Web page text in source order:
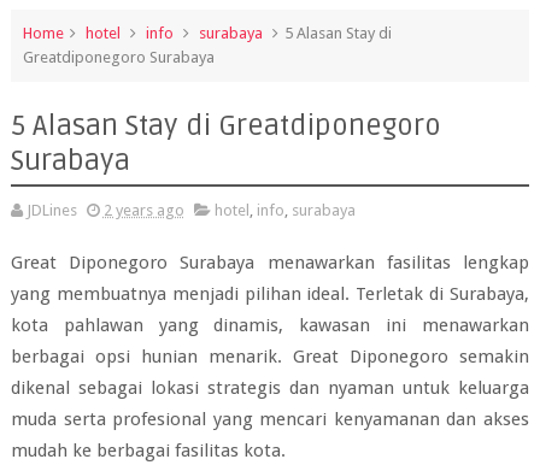
Home hotel info surabaya
5 Alasan Stay di
Greatdiponegoro Surabaya
5 Alasan Stay di Greatdiponegoro
Surabaya
JDLines 2 years ago hotel , info, surabaya
Great Diponegoro Surabaya menawarkan fasilitas lengkap
yang membuatnya menjadi pilihan ideal. Terletak di Surabaya,
kota pahlawan yang dinamis, kawasan ini menawarkan
berbagai opsi hunian menarik. Great Diponegoro semakin
dikenal sebagai lokasi strategis dan nyaman untuk keluarga
muda serta profesional yang mencari kenyamanan dan akses
mudah ke berbagai fasilitas kota.